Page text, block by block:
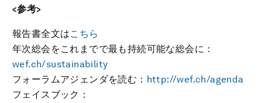
<参考>
報告書全文はこちら
年次総会をこれまでで最も持続可能な総会に：
wef.ch/sustainability
フォーラムアジェンダを読む： http://wef.ch/agenda
フェイスブック：